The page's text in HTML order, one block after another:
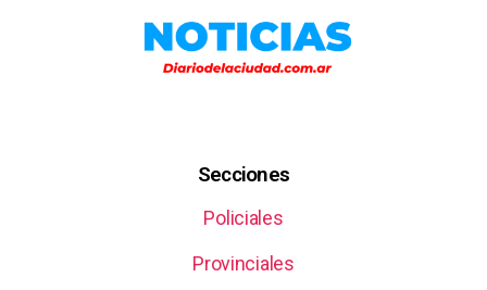
Secciones
Policiales
Provinciales